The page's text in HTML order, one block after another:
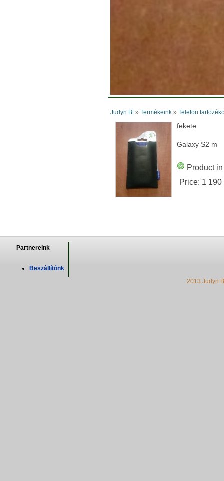
Judyn Bt» Termékeink» Telefon
fekete
Galaxy S2 m
Product
Price: 1
Partnereink
Beszállítónk
2013 Judyn